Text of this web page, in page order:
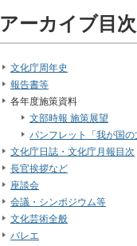
アーカイブ目次
文化庁周年史
報告書等
各年度施策資料
文部時報 施策展望
パンフレット「我が国の
文化庁日誌・文化庁月報目次
長官挨拶など
座談会
会議・シンポジウム等
文化芸術全般
バレエ